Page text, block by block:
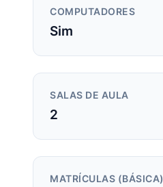
COMPUTADORES
Sim
SALAS DE AULA
2
MATRÍCULAS (BÁSICA)